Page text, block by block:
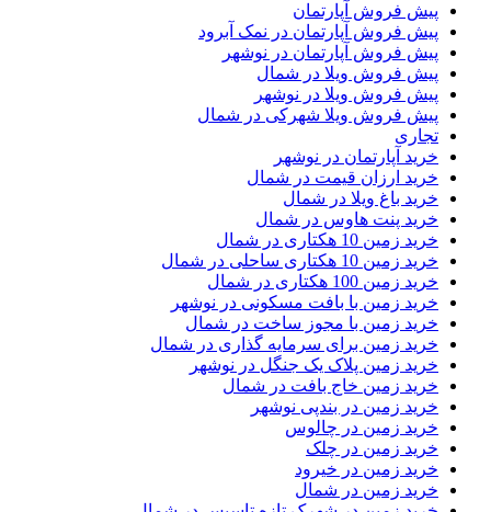
پیش فروش آپارتمان
پیش فروش آپارتمان در نمک آبرود
پیش فروش آپارتمان در نوشهر
پیش فروش ویلا در شمال
پیش فروش ویلا در نوشهر
پیش فروش ویلا شهرکی در شمال
تجاری
خرید آپارتمان در نوشهر
خرید ارزان قیمت در شمال
خرید باغ ویلا در شمال
خرید پنت هاوس در شمال
خرید زمین 10 هکتاری در شمال
خرید زمین 10 هکتاری ساحلی در شمال
خرید زمین 100 هکتاری در شمال
خرید زمین با بافت مسکونی در نوشهر
خرید زمین با مجوز ساخت در شمال
خرید زمین برای سرمایه گذاری در شمال
خرید زمین پلاک یک جنگل در نوشهر
خرید زمین خاج بافت در شمال
خرید زمین در بندپی نوشهر
خرید زمین در چالوس
خرید زمین در چلک
خرید زمین در خیرود
خرید زمین در شمال